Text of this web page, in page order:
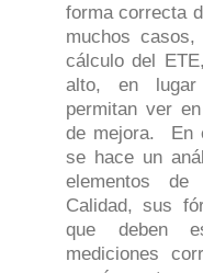
forma correcta
muchos
cálculo del
alto, en
permitan ver
de mejora. En
se hace un
elementos de
Calidad, sus
que deben
mediciones